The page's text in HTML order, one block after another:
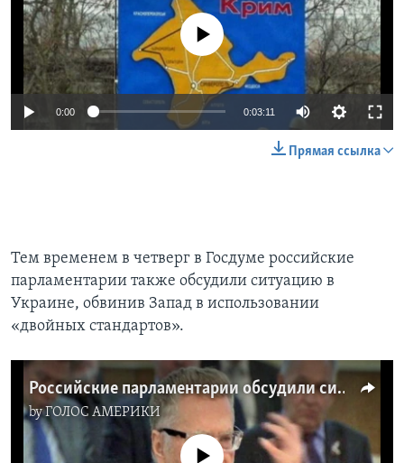
No media source currently available
0:00 0:03:11
Прямая ссылка
Тем временем в четверг в Госдуме российские
парламентарии также обсудили ситуацию в
Украине, обвинив Запад в использовании
«двойных стандартов».
Российские парламентарии обсудили ситуацию в Украине
byГОЛОС АМЕРИКИ
No media source currently available